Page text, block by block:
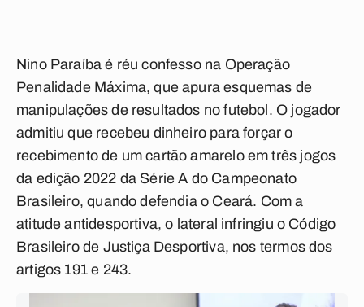
Nino Paraíba é réu confesso na Operação
Penalidade Máxima, que apura esquemas de
manipulações de resultados no futebol. O jogador
admitiu que recebeu dinheiro para forçar o
recebimento de um cartão amarelo em três jogos
da edição 2022 da Série A do Campeonato
Brasileiro, quando defendia o Ceará. Com a
atitude antidesportiva, o lateral infringiu o Código
Brasileiro de Justiça Desportiva, nos termos dos
artigos 191 e 243.